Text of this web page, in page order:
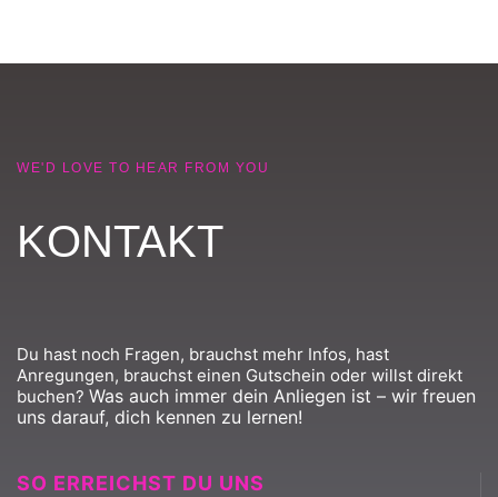
WE'D LOVE TO HEAR FROM YOU
KONTAKT
Du hast noch Fragen, brauchst mehr Infos, hast
Anregungen, brauchst einen Gutschein oder willst direkt
buchen? Was auch immer dein Anliegen ist – wir freuen
uns darauf, dich kennen zu lernen!
SO ERREICHST DU UNS